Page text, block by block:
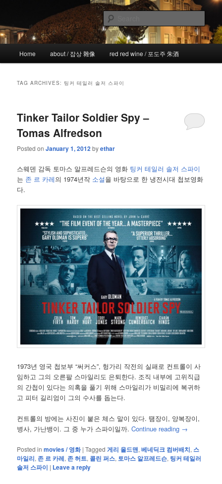
primary
content
secondary
content!wicked
the more I see the less I know
Home about / 잡상 雜像 red red wine / 포도주 朱酒
TAG ARCHIVES: 팅커 테일러 솔저 스파이
Tinker Tailor Soldier Spy –
Tomas Alfredson
Posted onJanuary 1, 2012byethar
스웨덴 감독 토마스 알프레드슨의 영화 팅커 테일러 솔저 스파이
는 존 르 카레의 1974년작 소설을 바탕으로 한 냉전시대 첩보영화
다.
1973년 영국 첩보부 “써커스”, 헝가리 작전의 실패로 컨트롤이 사
임하고 그의 오른팔 스마일리도 은퇴한다. 조직 내부에 고위직급
의 간첩이 있다는 의혹을 풀기 위해 스마일리가 비밀리에 복귀하
고 피터 길리엄이 그의 수사를 돕는다.
컨트롤의 방에는 사진이 붙은 체스 말이 있다. 땜장이, 양복장이,
병사, 가난뱅이. 그 중 누가 스파이일까.Continue reading →
Posted in movies / 영화 |Tagged 게리 올드맨,베네딕크 컴버배치, 스
마일리, 존 르 카레, 존 허트, 콜린 퍼스, 토마스 알프레드슨, 팅커 테일러
솔저 스파이 | Leave a reply